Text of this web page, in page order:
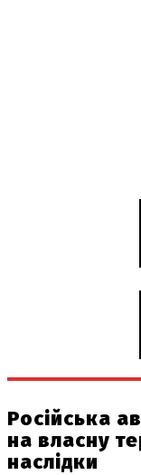
Російська
на власну
наслідки